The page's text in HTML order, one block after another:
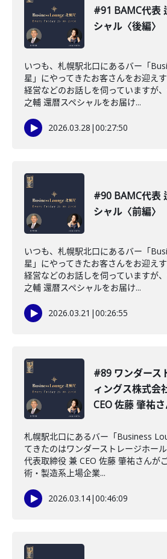
#91 BAMC代表
シャル〈後編〉
いつも、札幌駅北口にあるバー「
星」にやってきたお客さんをお迎えす
経営などのお話しを伺っていますが
之輔 還暦スペシャルをお届け...
2026.03.28 |00:27:50
#90 BAMC代表
シャル〈前編〉
いつも、札幌駅北口にあるバー「
星」にやってきたお客さんをお迎えす
経営などのお話しを伺っていますが
之輔 還暦スペシャルをお届け...
2026.03.21 |00:26:55
#89 ワンダース
ィングス株式会
CEO 佐藤 肇祐
札幌駅北口にあるバー「Business
てきたのはワンダーストレージホー
代表取締役 兼 CEO 佐藤 肇祐さんが
術・製造系上場企業...
2026.03.14|00:46:09